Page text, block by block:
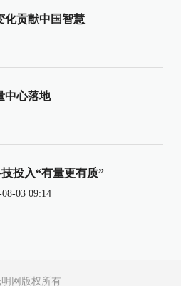
化贡献中国智慧
中心落地
投入“有量更有质”
08-03 09:14
网版权所有